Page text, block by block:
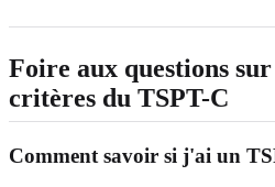
Foire aux questions
critères du TSPT-C
Comment savoir si j'ai un